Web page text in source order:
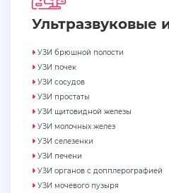
Ультразвуковые
УЗИ брюшной полости
УЗИ почек
УЗИ сосудов
УЗИ простаты
УЗИ щитовидной железы
УЗИ молочных желез
УЗИ селезенки
УЗИ печени
УЗИ органов с допплерографией
УЗИ мочевого пузыря